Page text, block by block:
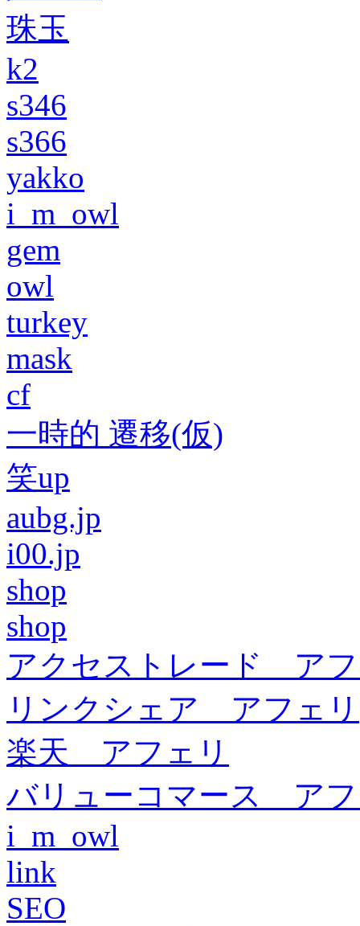
珠玉
k2
s346
s366
yakko
i_m_owl
gem
owl
turkey
mask
cf
一時的 遷移(仮)
笑up
aubg.jp
i00.jp
shop
shop
アクセストレード ア
リンクシェア アフェリ
楽天 アフェリ
バリューコマース ア
i_m_owl
link
SEO